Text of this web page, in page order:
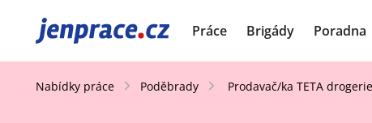
JenPráce.cz Práce Brigády Poradna
Nabídky práce Poděbrady Prodavač/ka TETA